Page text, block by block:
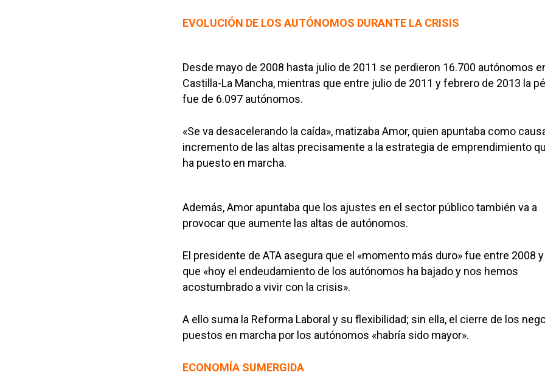
EVOLUCIÓN DE LOS AUTÓNOMOS DURANTE LA CRISIS
Desde mayo de 2008 hasta julio de 2011 se perdieron 16.700 autónomos
Castilla-La Mancha, mientras que entre julio de 2011 y febrero de 2013 la
fue de 6.097 autónomos.
«Se va desacelerando la caída», matizaba Amor, quien apuntaba como
incremento de las altas precisamente a la estrategia de emprendimiento
ha puesto en marcha.
Además, Amor apuntaba que los ajustes en el sector público también va a
provocar que aumente las altas de autónomos.
El presidente de ATA asegura que el «momento más duro» fue entre 2008
que «hoy el endeudamiento de los autónomos ha bajado y nos hemos
acostumbrado a vivir con la crisis».
A ello suma la Reforma Laboral y su flexibilidad; sin ella, el cierre de los
puestos en marcha por los autónomos «habría sido mayor».
ECONOMÍA SUMERGIDA